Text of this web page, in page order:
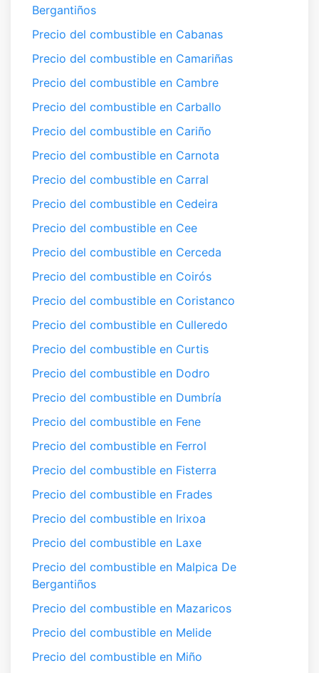
Bergantiños
Precio del combustible en Cabanas
Precio del combustible en Camariñas
Precio del combustible en Cambre
Precio del combustible en Carballo
Precio del combustible en Cariño
Precio del combustible en Carnota
Precio del combustible en Carral
Precio del combustible en Cedeira
Precio del combustible en Cee
Precio del combustible en Cerceda
Precio del combustible en Coirós
Precio del combustible en Coristanco
Precio del combustible en Culleredo
Precio del combustible en Curtis
Precio del combustible en Dodro
Precio del combustible en Dumbría
Precio del combustible en Fene
Precio del combustible en Ferrol
Precio del combustible en Fisterra
Precio del combustible en Frades
Precio del combustible en Irixoa
Precio del combustible en Laxe
Precio del combustible en Malpica De
Bergantiños
Precio del combustible en Mazaricos
Precio del combustible en Melide
Precio del combustible en Miño